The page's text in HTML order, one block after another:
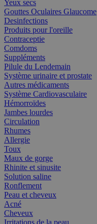
Yeux secs
Gouttes Oculaires Glaucome
Desinfections
Produits pour l'oreille
Contraceptie
Comdoms
Suppléments
Pilule du Lendemain
Système urinaire et prostate
Autres médicaments
Système Cardiovasculaire
Hémorroïdes
Jambes lourdes
Circulation
Rhumes
Allergie
Toux
Maux de gorge
Rhinite et sinusite
Solution saline
Ronflement
Peau et cheveux
Acné
Cheveux